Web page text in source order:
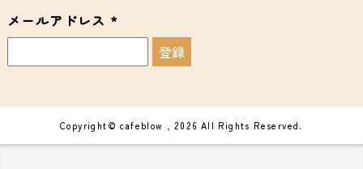
メールアドレス *
Copyright© cafeblow , 2026 All Rights Reserved.